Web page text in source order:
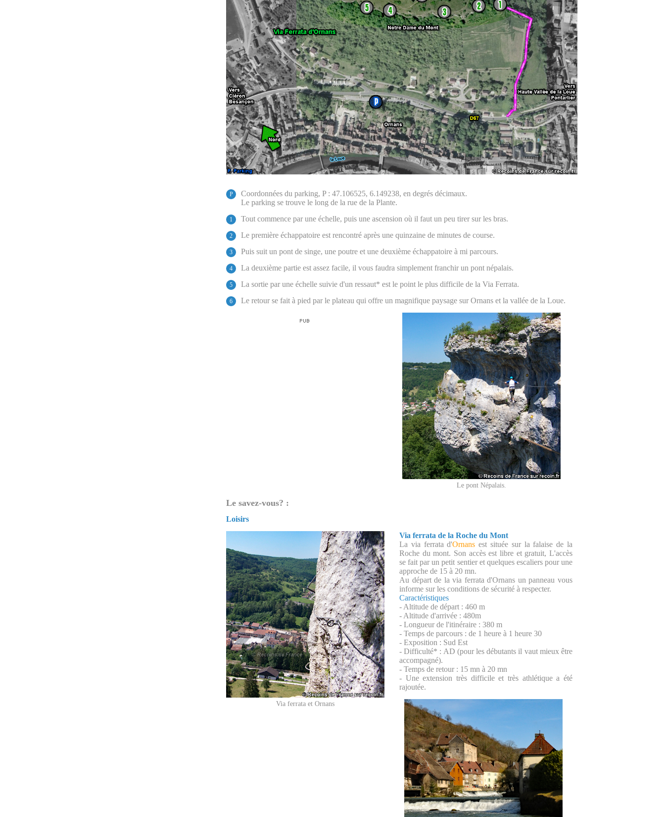
P
Coordonnées du parking, P : 47.106525, 6.149238, en degrés décimaux.
Le parking se trouve le long de la rue de la Plante.
1 Tout commence par une échelle, puis une ascension où il faut un peu tirer sur les bras.
2 Le première échappatoire est rencontré après une quinzaine de minutes de course.
3 Puis suit un pont de singe, une poutre et une deuxième échappatoire à mi parcours.
4 La deuxième partie est assez facile, il vous faudra simplement franchir un pont népalais.
5 La sortie par une échelle suivie d'un ressaut* est le point le plus difficile de la Via Ferrata.
6 Le retour se fait à pied par le plateau qui offre un magnifique paysage sur Ornans et la vallée de la Loue.
Le pont Népalais.
Le savez-vous? :
Loisirs
Via ferrata et Ornans
Via ferrata de la Roche du Mont
La via ferrata d'Ornans est située sur la falaise de la
Roche du mont. Son accès est libre et gratuit, L'accès
se fait par un petit sentier et quelques escaliers pour une
approche de 15 à 20 mn.
Au départ de la via ferrata d'Ornans un panneau vous
informe sur les conditions de sécurité à respecter.
Caractéristiques
- Altitude de départ : 460 m
- Altitude d'arrivée : 480m
- Longueur de l'itinéraire : 380 m
- Temps de parcours : de 1 heure à 1 heure 30
- Exposition : Sud Est
- Difficulté* : AD (pour les débutants il vaut mieux être
accompagné).
- Temps de retour : 15 mn à 20 mn
- Une extension très difficile et très athlétique a été
rajoutée.